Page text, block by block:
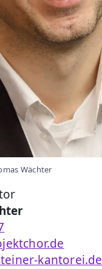
Wächter
kantorei.de